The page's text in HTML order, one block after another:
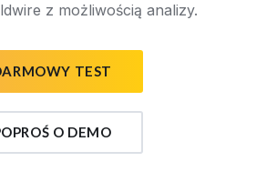
z możliwością analizy.
TEST
O DEMO